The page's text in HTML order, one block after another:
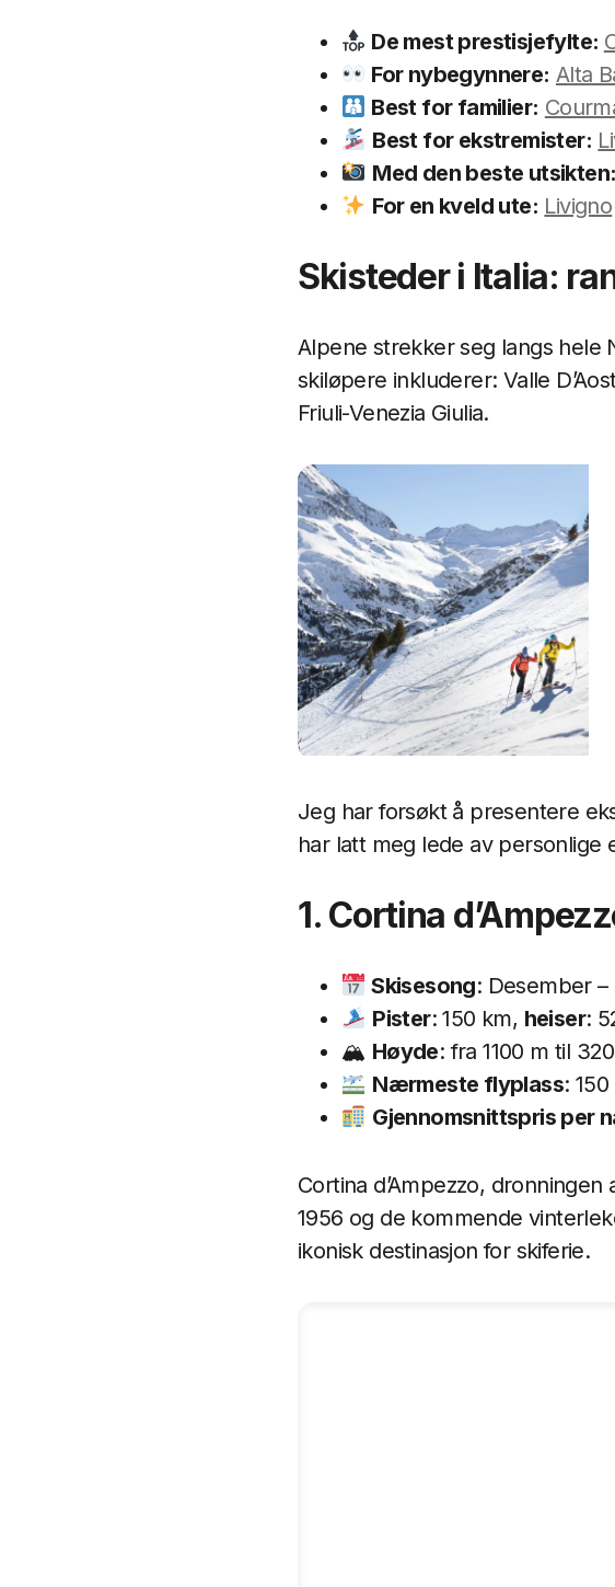
De mest prestisjefylte:
For nybegynnere: Alta
Best for familier:
Best for ekstremister:
Med den beste utsikten:
For en kveld ute: Livigno
Skisteder i Italia:
Alpene strekker seg langs
skiløpere inkluderer: Valle
Friuli-Venezia Giulia.
Jeg har forsøkt å presentere
har latt meg lede av personlige
1. Cortina
Skisesong: Desember –
Pister: 150 km, heiser:
🏔 Høyde: fra 1100 m til
Nærmeste flyplass:
Gjennomsnittspris per
Cortina d’Ampezzo,
1956 og de kommende
ikonisk destinasjon for skiferie.